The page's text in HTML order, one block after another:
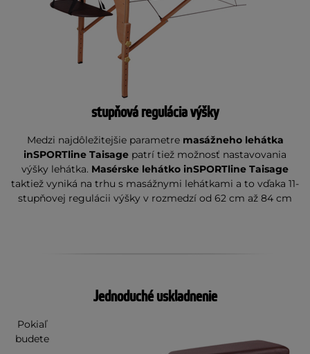
stupňová regulácia výšky
Medzi najdôležitejšie parametre masážneho lehátka
inSPORTline Taisage patrí tiež možnosť nastavovania
výšky lehátka. Masérske lehátko inSPORTline Taisage
taktiež vyniká na trhu s masážnymi lehátkami a to vďaka 11-
stupňovej regulácii výšky v rozmedzí od 62 cm až 84 cm
Jednoduché uskladnenie
Pokiaľ
budete